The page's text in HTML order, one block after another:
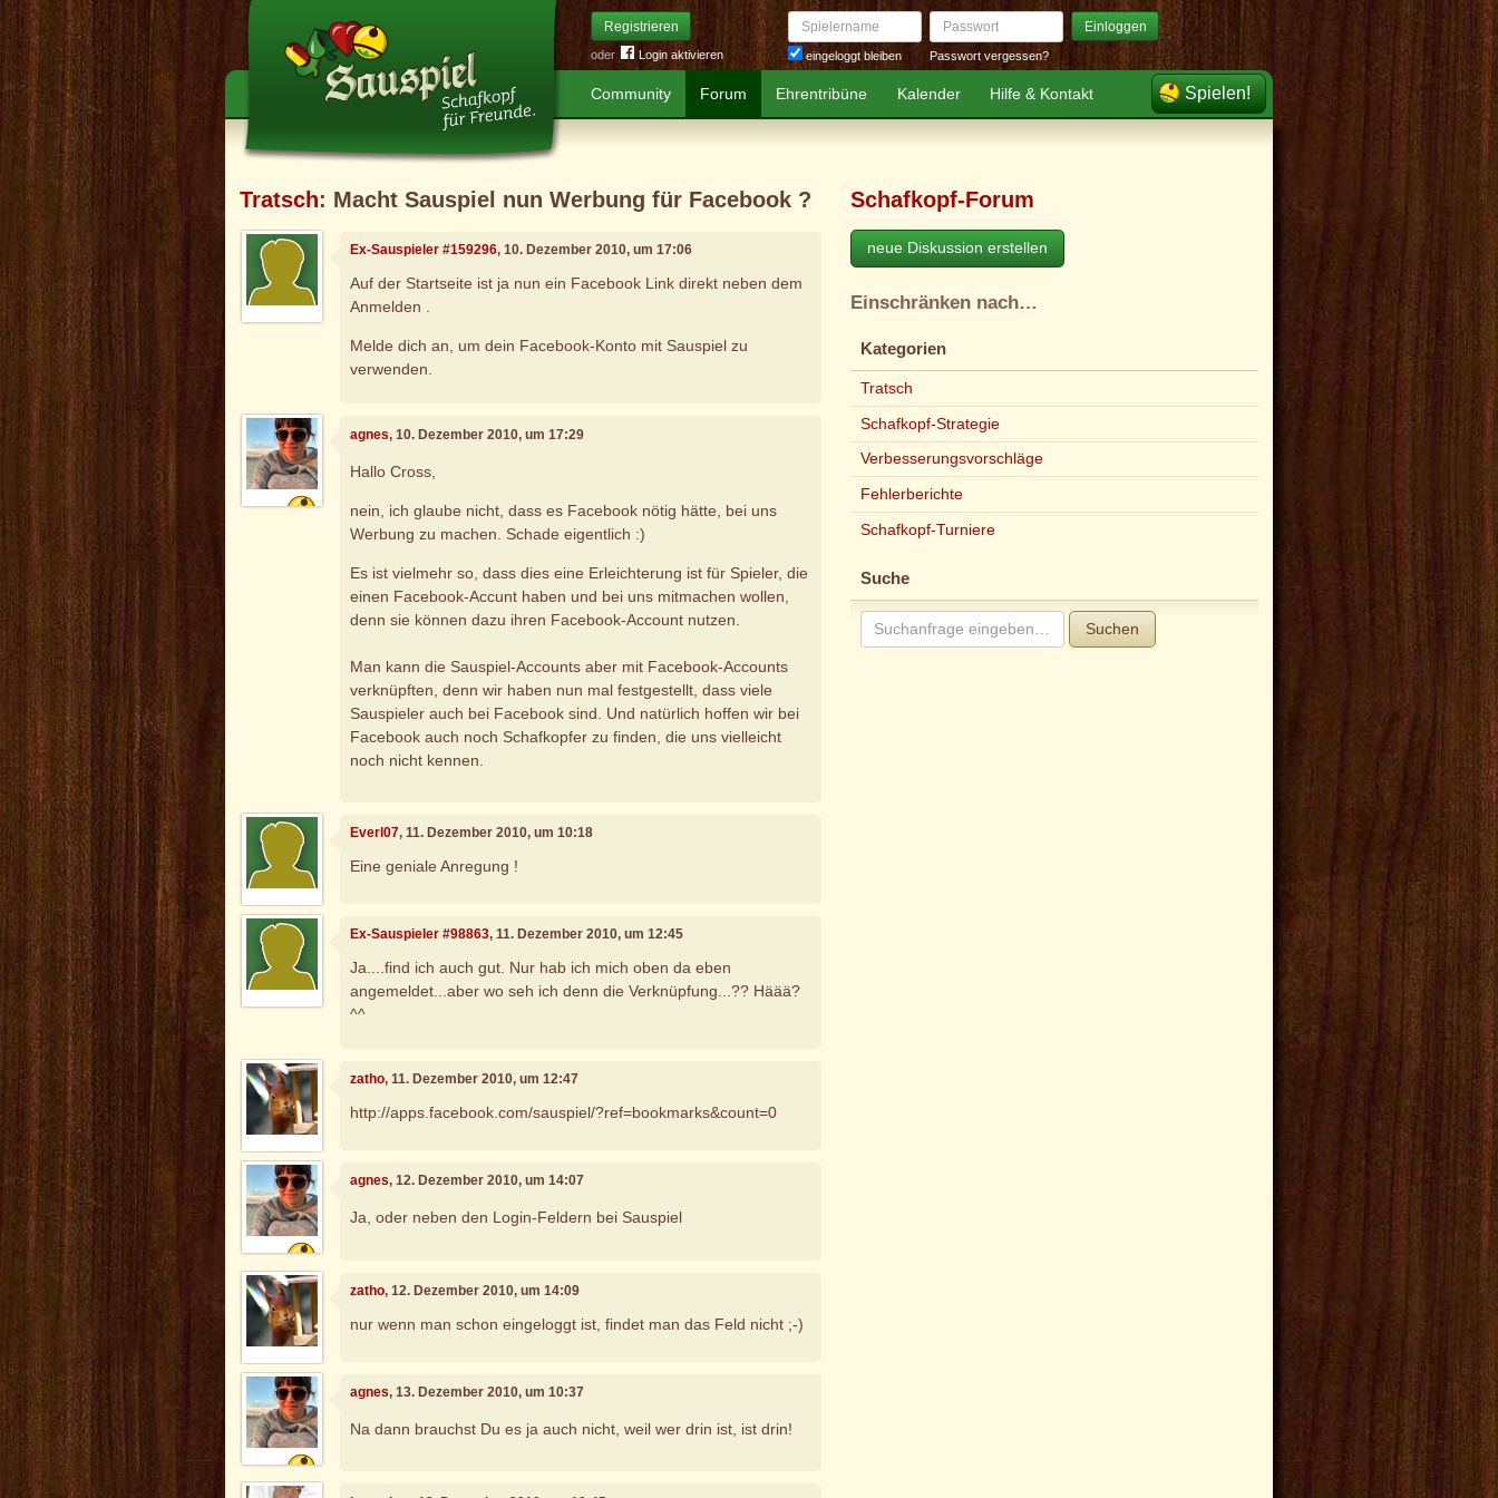
Registrieren
oder Login aktivieren
Spielername
eingeloggt bleiben
Passwort Einloggen
Passwort vergessen?
Community Forum Ehrentribüne Kalender Hilfe & Kontakt Spielen!
Tratsch: Macht Sauspiel nun Werbung für Facebook ?
Ex-Sauspieler #159296, 10. Dezember 2010, um 17:06
Auf der Startseite ist ja nun ein Facebook Link direkt neben dem
Anmelden .
Melde dich an, um dein Facebook-Konto mit Sauspiel zu
verwenden.
agnes, 10. Dezember 2010, um 17:29
Hallo Cross,
nein, ich glaube nicht, dass es Facebook nötig hätte, bei uns
Werbung zu machen. Schade eigentlich :)
Es ist vielmehr so, dass dies eine Erleichterung ist für Spieler, die
einen Facebook-Accunt haben und bei uns mitmachen wollen,
denn sie können dazu ihren Facebook-Account nutzen.
Man kann die Sauspiel-Accounts aber mit Facebook-Accounts
verknüpften, denn wir haben nun mal festgestellt, dass viele
Sauspieler auch bei Facebook sind. Und natürlich hoffen wir bei
Facebook auch noch Schafkopfer zu finden, die uns vielleicht
noch nicht kennen.
Everl07, 11. Dezember 2010, um 10:18
Eine geniale Anregung !
Ex-Sauspieler #98863, 11. Dezember 2010, um 12:45
Ja....find ich auch gut. Nur hab ich mich oben da eben
angemeldet...aber wo seh ich denn die Verknüpfung...?? Häää?
^^
zatho, 11. Dezember 2010, um 12:47
http://apps.facebook.com/sauspiel/?ref=bookmarks&count=0
agnes, 12. Dezember 2010, um 14:07
Ja, oder neben den Login-Feldern bei Sauspiel
zatho, 12. Dezember 2010, um 14:09
nur wenn man schon eingeloggt ist, findet man das Feld nicht ;-)
agnes, 13. Dezember 2010, um 10:37
Na dann brauchst Du es ja auch nicht, weil wer drin ist, ist drin!
Schafkopf-Forum
neue Diskussion erstellen
Einschränken nach…
Kategorien
Tratsch
Schafkopf-Strategie
Verbesserungsvorschläge
Fehlerberichte
Schafkopf-Turniere
Suche
Suchen